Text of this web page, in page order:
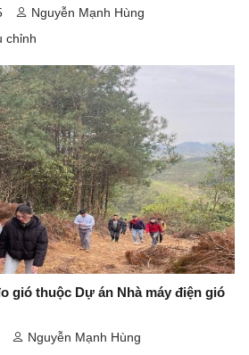
Nguyễn Mạnh Hùng
chỉnh
gió thuộc Dự án Nhà máy điện gió
Nguyễn Mạnh Hùng